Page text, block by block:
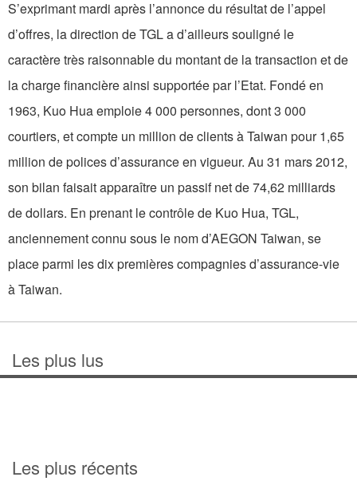
S’exprimant mardi après l’annonce du résultat de l’appel
d’offres, la direction de TGL a d’ailleurs souligné le
caractère très raisonnable du montant de la transaction et de
la charge financière ainsi supportée par l’Etat. Fondé en
1963, Kuo Hua emploie 4 000 personnes, dont 3 000
courtiers, et compte un million de clients à Taiwan pour 1,65
million de polices d’assurance en vigueur. Au 31 mars 2012,
son bilan faisait apparaître un passif net de 74,62 milliards
de dollars. En prenant le contrôle de Kuo Hua, TGL,
anciennement connu sous le nom d’AEGON Taiwan, se
place parmi les dix premières compagnies d’assurance-vie
à Taiwan.
Les plus lus
Les plus récents